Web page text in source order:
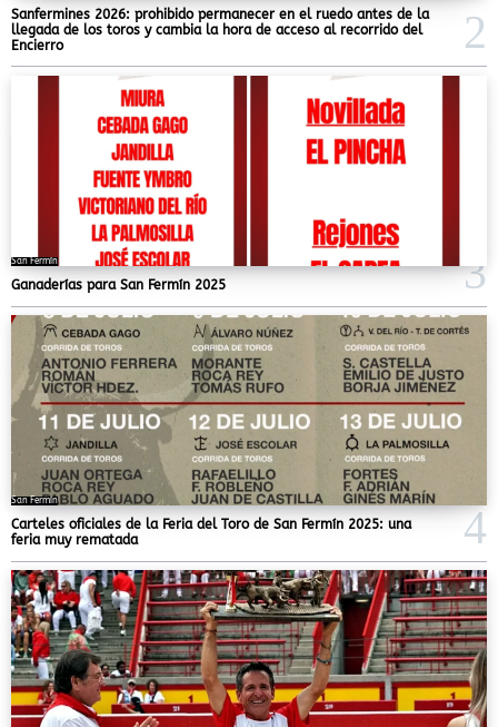
Sanfermines 2026: prohibido permanecer en el ruedo antes de la
llegada de los toros y cambia la hora de acceso al recorrido del
Encierro
San Fermín
Ganaderías para San Fermín 2025
San Fermín
Carteles oficiales de la Feria del Toro de San Fermín 2025: una
feria muy rematada